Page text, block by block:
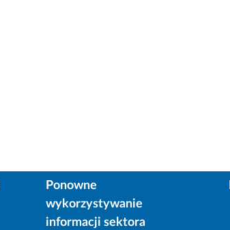
Ponowne
wykorzystywanie
informacji sektora